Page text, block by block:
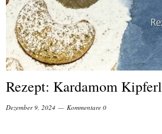
Rezept: Kardamom Kipferl
Dezember 9, 2024 Kommentare 0